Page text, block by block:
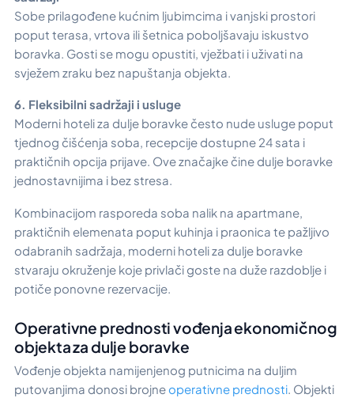
Sobe prilagođene kućnim ljubimcima i vanjski prostori
poput terasa, vrtova ili šetnica poboljšavaju iskustvo
boravka. Gosti se mogu opustiti, vježbati i uživati na
svježem zraku bez napuštanja objekta.
6. Fleksibilni sadržaji i usluge
Moderni hoteli za dulje boravke često nude usluge poput
tjednog čišćenja soba, recepcije dostupne 24 sata i
praktičnih opcija prijave. Ove značajke čine dulje boravke
jednostavnijima i bez stresa.
Kombinacijom rasporeda soba nalik na apartmane,
praktičnih elemenata poput kuhinja i praonica te pažljivo
odabranih sadržaja, moderni hoteli za dulje boravke
stvaraju okruženje koje privlači goste na duže razdoblje i
potiče ponovne rezervacije.
Operativne prednosti vođenja ekonomičnog
objekta za dulje boravke
Vođenje objekta namijenjenog putnicima na duljim
putovanjima donosi brojneoperativne prednosti . Objekti